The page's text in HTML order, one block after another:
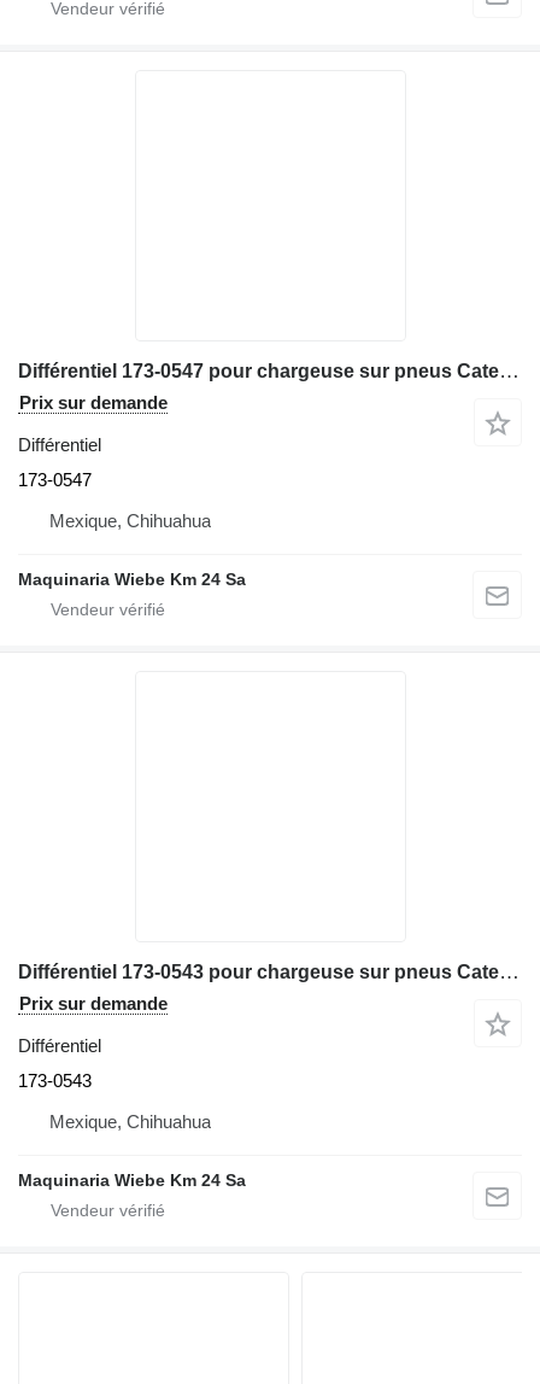
Différentiel 173-0547 pour chargeuse sur pneus Caterpillar 980G
Prix sur demande
Différentiel
173-0547
Mexique, Chihuahua
Maquinaria Wiebe Km 24 Sa
Différentiel 173-0543 pour chargeuse sur pneus Caterpillar 980G
Prix sur demande
Différentiel
173-0543
Mexique, Chihuahua
Maquinaria Wiebe Km 24 Sa